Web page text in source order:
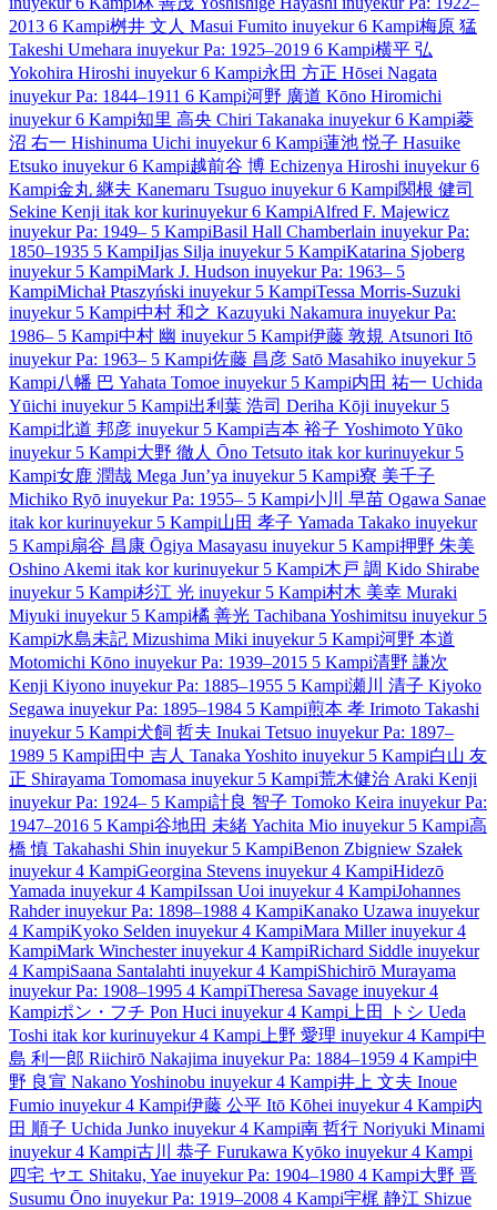
2013 6 Kampi桝井 文人 Masui Fumito inuyekur 6 Kampi梅原 猛
Takeshi Umehara inuyekur Pa: 1925–2019 6 Kampi横平 弘
Yokohira Hiroshi inuyekur 6 Kampi永田 方正 Hōsei Nagata
inuyekur Pa: 1844–1911 6 Kampi河野 廣道 Kōno Hiromichi
inuyekur 6 Kampi知里 高央 Chiri Takanaka inuyekur 6 Kampi菱
沼 右一 Hishinuma Uichi inuyekur 6 Kampi蓮池 悦子 Hasuike
Etsuko inuyekur 6 Kampi越前谷 博 Echizenya Hiroshi inuyekur 6
Kampi金丸 継夫 Kanemaru Tsuguo inuyekur 6 Kampi関根 健司
Sekine Kenji itak kor kurinuyekur 6 KampiAlfred F. Majewicz
inuyekur Pa: 1949– 5 KampiBasil Hall Chamberlain inuyekur Pa:
1850–1935 5 KampiIjas Silja inuyekur 5 KampiKatarina Sjoberg
inuyekur 5 KampiMark J. Hudson inuyekur Pa: 1963– 5
KampiMichał Ptaszyński inuyekur 5 KampiTessa Morris-Suzuki
inuyekur 5 Kampi中村 和之 Kazuyuki Nakamura inuyekur Pa:
1986– 5 Kampi中村 幽 inuyekur 5 Kampi伊藤 敦規 Atsunori Itō
inuyekur Pa: 1963– 5 Kampi佐藤 昌彦 Satō Masahiko inuyekur 5
Kampi八幡 巴 Yahata Tomoe inuyekur 5 Kampi内田 祐一 Uchida
Yūichi inuyekur 5 Kampi出利葉 浩司 Deriha Kōji inuyekur 5
Kampi北道 邦彦 inuyekur 5 Kampi吉本 裕子 Yoshimoto Yūko
inuyekur 5 Kampi大野 徹人 Ōno Tetsuto itak kor kurinuyekur 5
Kampi女鹿 潤哉 Mega Jun’ya inuyekur 5 Kampi寮 美千子
Michiko Ryō inuyekur Pa: 1955– 5 Kampi小川 早苗 Ogawa Sanae
itak kor kurinuyekur 5 Kampi山田 孝子 Yamada Takako inuyekur
5 Kampi扇谷 昌康 Ōgiya Masayasu inuyekur 5 Kampi押野 朱美
Oshino Akemi itak kor kurinuyekur 5 Kampi木戸 調 Kido Shirabe
inuyekur 5 Kampi杉江 光 inuyekur 5 Kampi村木 美幸 Muraki
Miyuki inuyekur 5 Kampi橘 善光 Tachibana Yoshimitsu inuyekur 5
Kampi水島未記 Mizushima Miki inuyekur 5 Kampi河野 本道
Motomichi Kōno inuyekur Pa: 1939–2015 5 Kampi清野 謙次
Kenji Kiyono inuyekur Pa: 1885–1955 5 Kampi瀬川 清子 Kiyoko
Segawa inuyekur Pa: 1895–1984 5 Kampi煎本 孝 Irimoto Takashi
inuyekur 5 Kampi犬飼 哲夫 Inukai Tetsuo inuyekur Pa: 1897–
1989 5 Kampi田中 吉人 Tanaka Yoshito inuyekur 5 Kampi白山 友
正 Shirayama Tomomasa inuyekur 5 Kampi荒木健治 Araki Kenji
inuyekur Pa: 1924– 5 Kampi計良 智子 Tomoko Keira inuyekur Pa:
1947–2016 5 Kampi谷地田 未緒 Yachita Mio inuyekur 5 Kampi高
橋 慎 Takahashi Shin inuyekur 5 KampiBenon Zbigniew Szałek
inuyekur 4 KampiGeorgina Stevens inuyekur 4 KampiHidezō
Yamada inuyekur 4 KampiIssan Uoi inuyekur 4 KampiJohannes
Rahder inuyekur Pa: 1898–1988 4 KampiKanako Uzawa inuyekur
4 KampiKyoko Selden inuyekur 4 KampiMara Miller inuyekur 4
KampiMark Winchester inuyekur 4 KampiRichard Siddle inuyekur
4 KampiSaana Santalahti inuyekur 4 KampiShichirō Murayama
inuyekur Pa: 1908–1995 4 KampiTheresa Savage inuyekur 4
Kampiポン・フチ Pon Huci inuyekur 4 Kampi 上田 トシ Ueda
Toshi itak kor kurinuyekur 4 Kampi 上野 愛理 inuyekur 4 Kampi中
島 利一郎 Riichirō Nakajima inuyekur Pa: 1884–1959 4 Kampi中
野 良宣 Nakano Yoshinobu inuyekur 4 Kampi井上 文夫 Inoue
Fumio inuyekur 4 Kampi伊藤 公平 Itō Kōhei inuyekur 4 Kampi内
田 順子 Uchida Junko inuyekur 4 Kampi南 哲行 Noriyuki Minami
inuyekur 4 Kampi古川 恭子 Furukawa Kyōko inuyekur 4 Kampi
四宅 ヤエ Shitaku, Yae inuyekur Pa: 1904–1980 4 Kampi大野 晋
Susumu Ōno inuyekur Pa: 1919–2008 4 Kampi宇梶 静江 Shizue